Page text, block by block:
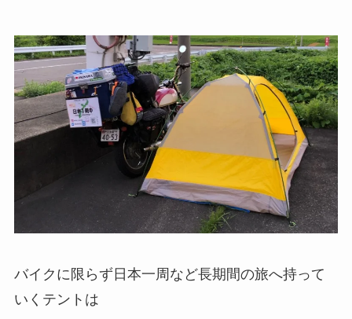
バイクに限らず日本一周など長期間の旅へ持って
いくテントは